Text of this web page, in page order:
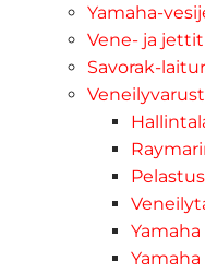
Yamaha-
Vene- ja
Savorak-